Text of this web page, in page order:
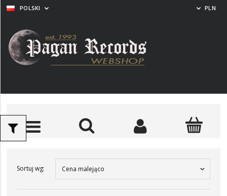
POLSKI PLN
Sortuj wg: Cena malejąco